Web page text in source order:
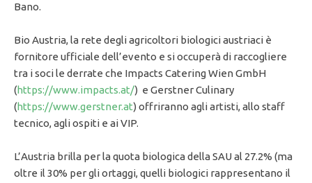
Bano.
Bio Austria, la rete degli agricoltori biologici austriaci è
fornitore ufficiale dell’evento e si occuperà di raccogliere
tra i soci le derrate che Impacts Catering Wien GmbH
(https://www.impacts.at/) e Gerstner Culinary
(https://www.gerstner.at) offriranno agli artisti, allo staff
tecnico, agli ospiti e ai VIP.
L’Austria brilla per la quota biologica della SAU al 27.2% (ma
oltre il 30% per gli ortaggi, quelli biologici rappresentano il